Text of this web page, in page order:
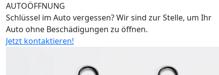
AUTOÖFFNUNG
Schlüssel im Auto vergessen? Wir sind zur Stelle, um Ihr
Auto ohne Beschädigungen zu öffnen.
Jetzt kontaktieren!